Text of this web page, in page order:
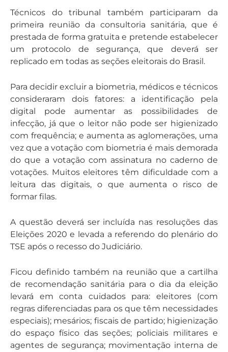
Técnicos do tribunal também participaram da
primeira reunião da consultoria sanitária, que é
prestada de forma gratuita e pretende estabelecer
um protocolo de segurança, que deverá ser
replicado em todas as seções eleitorais do Brasil.
Para decidir excluir a biometria, médicos e técnicos
consideraram dois fatores: a identificação pela
digital pode aumentar as possibilidades de
infecção, já que o leitor não pode ser higienizado
com frequência; e aumenta as aglomerações, uma
vez que a votação com biometria é mais demorada
do que a votação com assinatura no caderno de
votações. Muitos eleitores têm dificuldade com a
leitura das digitais, o que aumenta o risco de
formar filas.
A questão deverá ser incluída nas resoluções das
Eleições 2020 e levada a referendo do plenário do
TSE após o recesso do Judiciário.
Ficou definido também na reunião que a cartilha
de recomendação sanitária para o dia da eleição
levará em conta cuidados para: eleitores (com
regras diferenciadas para os que têm necessidades
especiais); mesários; fiscais de partido; higienização
do espaço físico das seções; policiais militares e
agentes de segurança; movimentação interna de